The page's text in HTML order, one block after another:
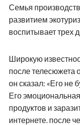
Семья
развитием
воспитывает трех
Широкую
после телесюжета
он сказал: «Его не
Его
продуктов и
интернете. после